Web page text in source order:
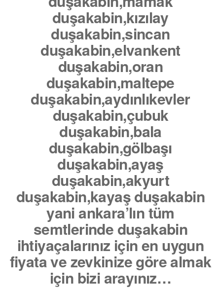
duşakabin,kızılay
duşakabin,sincan
duşakabin,elvankent
duşakabin,oran
duşakabin,maltepe
duşakabin,aydınlıkevler
duşakabin,çubuk
duşakabin,bala
duşakabin,gölbaşı
duşakabin,ayaş
duşakabin,akyurt
duşakabin,kayaş duşakabin
yani ankara’lın tüm
semtlerinde duşakabin
ihtiyaçalarınız için en uygun
fiyata ve zevkinize göre almak
için bizi arayınız…